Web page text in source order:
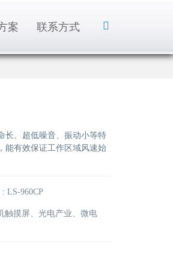
Toggle
Search
案 联系方式
长、超低噪音、振动小等特
能有效保证工作区域风速始
LS-960CP
触摸屏、光电产业、微电